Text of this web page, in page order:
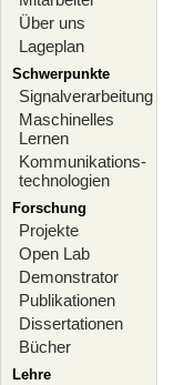
Über uns
Lageplan
Schwerpunkte
Signalverarbeitung
Maschinelles
Lernen
Kommunikations-
technologien
Forschung
Projekte
Open Lab
Demonstrator
Publikationen
Dissertationen
Bücher
Lehre